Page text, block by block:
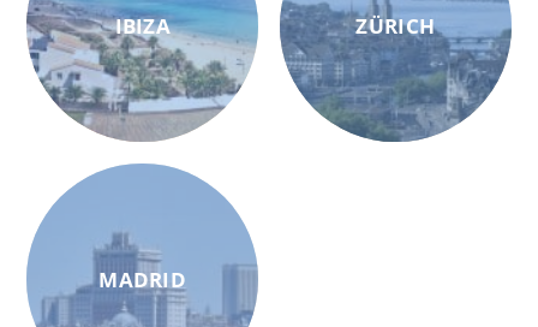
IBIZA
MADRID
ZÜRICH